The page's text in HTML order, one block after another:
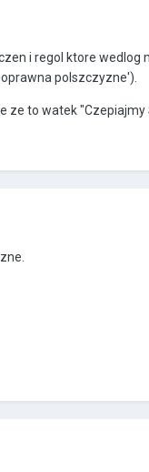
i regol ktore wedlog
polszczyzne').
ze to watek "Czepiajmy